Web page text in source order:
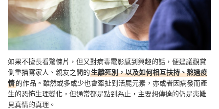
如果不擅長看驚悚片，但又對病毒電影感到興趣的話，便建議觀賞
側重描寫家人、親友之間的生離死別，以及如何相互扶持、熬過疫
情的作品。雖然或多或少也會牽扯到活屍元素，亦或者因病發而產
生的恐怖生理變化，但通常都是點到為止，主要想傳達的仍是患難
見真情的真理。